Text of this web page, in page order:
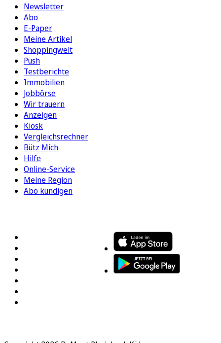
Newsletter
Abo
E-Paper
Meine Artikel
Shoppingwelt
Push
Testberichte
Immobilien
Jobbörse
Wir trauern
Anzeigen
Kiosk
Vergleichsrechner
Bütz Mich
Hilfe
Online-Service
Meine Region
Abo kündigen